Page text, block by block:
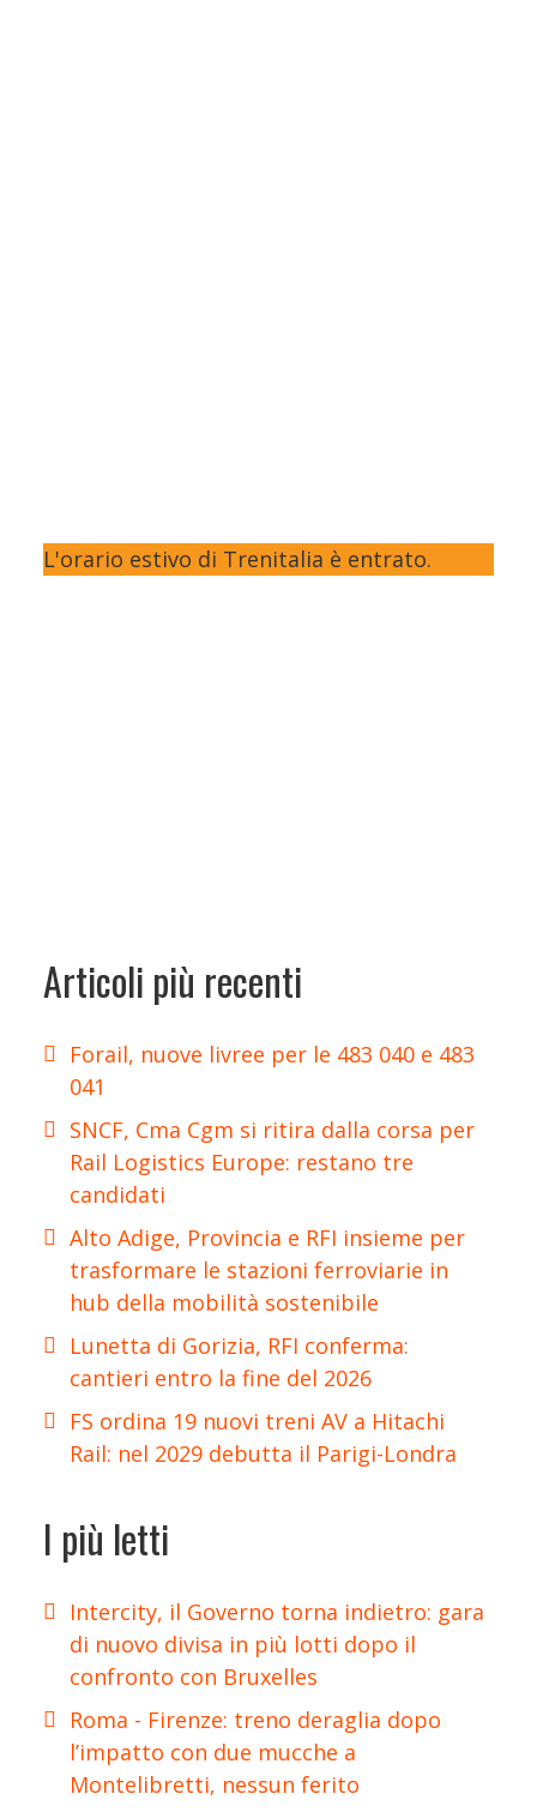
L'orario estivo di Trenitalia è entrato.
Articoli più recenti
Forail, nuove livree per le 483 040 e 483
041
SNCF, Cma Cgm si ritira dalla corsa per
Rail Logistics Europe: restano tre
candidati
Alto Adige, Provincia e RFI insieme per
trasformare le stazioni ferroviarie in
hub della mobilità sostenibile
Lunetta di Gorizia, RFI conferma:
cantieri entro la fine del 2026
FS ordina 19 nuovi treni AV a Hitachi
Rail: nel 2029 debutta il Parigi-Londra
I più letti
Intercity, il Governo torna indietro: gara
di nuovo divisa in più lotti dopo il
confronto con Bruxelles
Roma - Firenze: treno deraglia dopo
l’impatto con due mucche a
Montelibretti, nessun ferito